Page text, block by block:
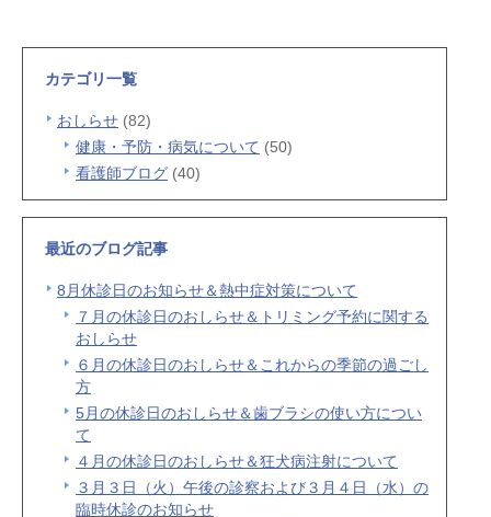
カテゴリ一覧
おしらせ (82)
健康・予防・病気について (50)
看護師ブログ (40)
最近のブログ記事
8月休診日のお知らせ＆熱中症対策について
７月の休診日のおしらせ＆トリミング予約に関する
おしらせ
６月の休診日のおしらせ＆これからの季節の過ごし
方
5月の休診日のおしらせ＆歯ブラシの使い方につい
て
４月の休診日のおしらせ＆狂犬病注射について
３月３日（火）午後の診察および３月４日（水）の
臨時休診のお知らせ